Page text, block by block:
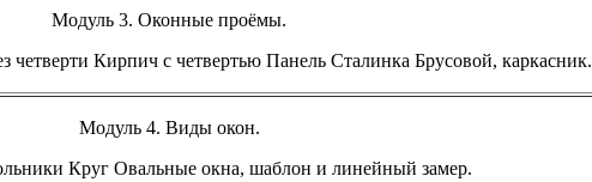
Модуль 3. Оконные проёмы.
четверти Кирпич с четвертью Панель Сталинка Брусовой, каркасник.
Модуль 4. Виды окон.
Круг Овальные окна, шаблон и линейный замер.